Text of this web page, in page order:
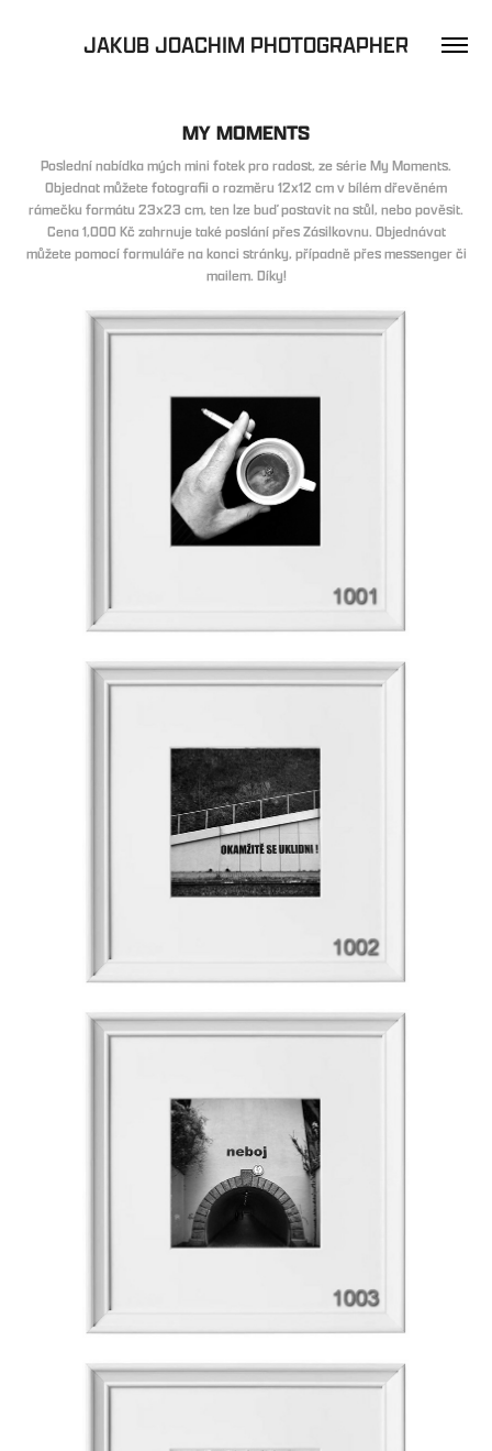
JAKUB JOACHIM PHOTOGRAPHER
MY MOMENTS
Poslední nabídka mých mini fotek pro radost, ze série My Moments.
Objednat můžete fotografii o rozměru 12x12 cm v bílém dřevěném
rámečku formátu 23x23 cm, ten lze buď postavit na stůl, nebo pověsit.
Cena 1,000 Kč zahrnuje také poslání přes Zásilkovnu. Objednávat
můžete pomocí formuláře na konci stránky, případně přes messenger či
mailem. Díky!